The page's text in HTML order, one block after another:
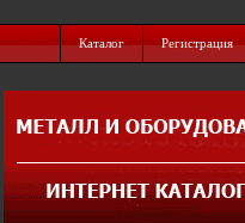
Каталог Регистрация